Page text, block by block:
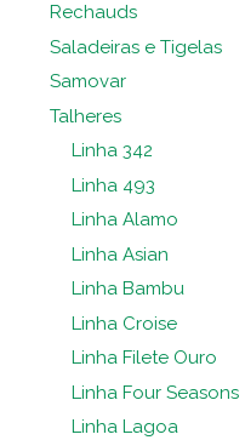
Rechauds
Saladeiras e Tigelas
Samovar
Talheres
Linha 342
Linha 493
Linha Alamo
Linha Asian
Linha Bambu
Linha Croise
Linha Filete Ouro
Linha Four Seasons
Linha Lagoa